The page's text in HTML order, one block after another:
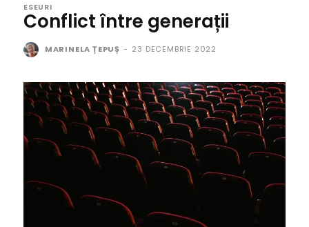
ESEURI
Conflict între generații
MARINELA ȚEPUȘ - 23 DECEMBRIE 2022